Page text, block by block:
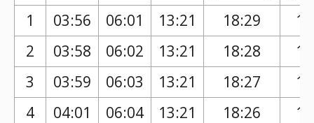
1
03:56 06:01 13:21 18:29
2
03:58 06:02 13:21 18:28
3
03:59 06:03 13:21 18:27
4
04:01 06:04 13:21 18:26